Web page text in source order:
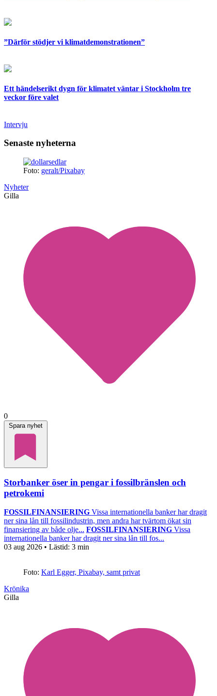
”Därför stödjer vi klimatdemonstrationen”
Ett händelserikt dygn för klimatet väntar i Stockholm tre
veckor före valet
Intervju
Senaste nyheterna
Foto: geralt/Pixabay
Nyheter
Gilla
0
Spara nyhet
Storbanker öser in pengar i fossilbränslen och
petrokemi
FOSSILFINANSIERING Vissa internationella banker har dragit
ner sina lån till fossilindustrin, men andra har tvärtom ökat sin
finansiering av både olje... FOSSILFINANSIERING Vissa
internationella banker har dragit ner sina lån till fos...
03 aug 2026 • Lästid: 3 min
Foto: Karl Egger, Pixabay, samt privat
Krönika
Gilla